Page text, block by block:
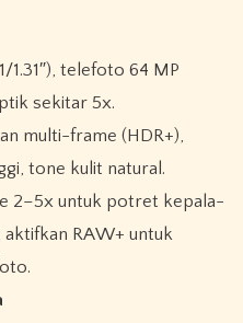
1.31″), telefoto 64 MP
sekitar 5x.
multi-frame (HDR+),
tone kulit natural.
2–5x untuk potret kepala-
aktifkan RAW+ untuk